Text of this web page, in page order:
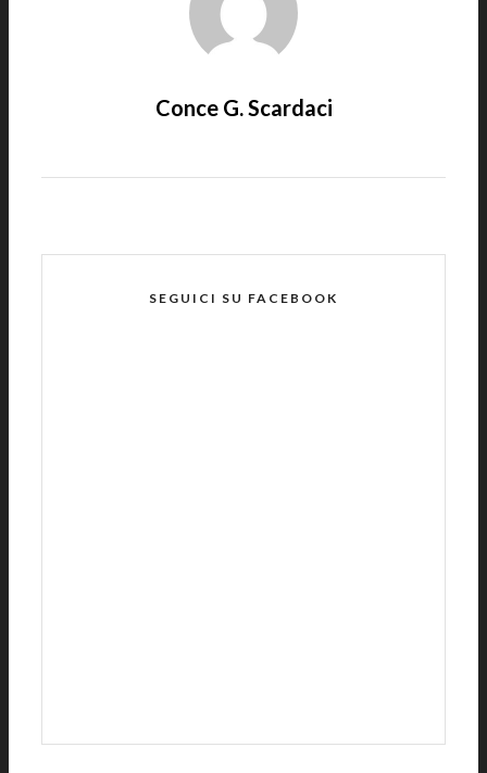
Conce G. Scardaci
SEGUICI SU FACEBOOK